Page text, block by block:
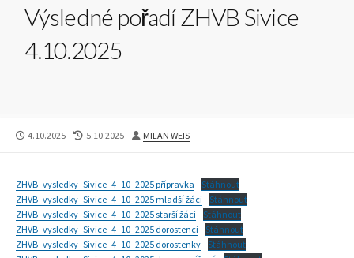
Výsledné pořadí ZHVB Sivice
4.10.2025
PUBLISHED
4.10.2025
LAST
5.10.2025 AUTHOR
MILAN WEIS
ZHVB_vysledky_Sivice_4_10_2025 přípravka
Stáhnout
ZHVB_vysledky_Sivice_4_10_2025 mladší žáci
Stáhnout
ZHVB_vysledky_Sivice_4_10_2025 starší žáci
Stáhnout
ZHVB_vysledky_Sivice_4_10_2025 dorostenci
Stáhnout
ZHVB_vysledky_Sivice_4_10_2025 dorostenky
Stáhnout